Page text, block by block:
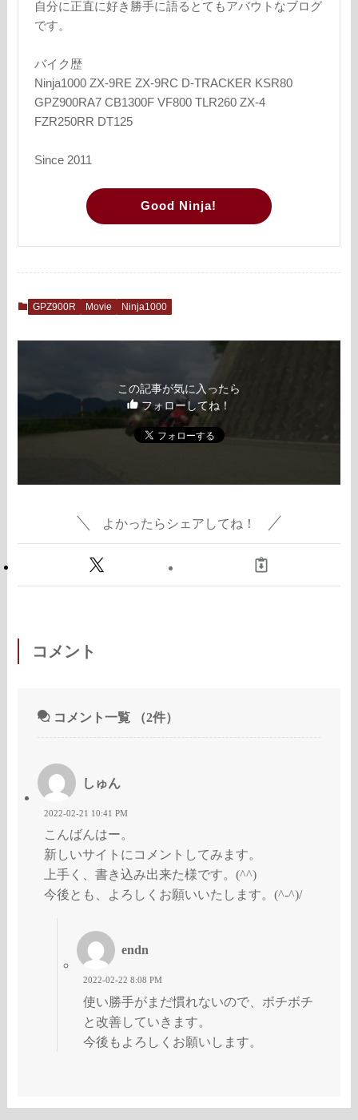
自分に正直に好き勝手に語るとてもアバウトなブログ
です。
バイク歴
Ninja1000 ZX-9RE ZX-9RC D-TRACKER KSR80
GPZ900RA7 CB1300F VF800 TLR260 ZX-4
FZR250RR DT125
Since 2011
Good Ninja!
GPZ900R Movie Ninja1000
この記事が気に入ったら
フォローしてね！
よかったらシェアしてね！
コメント
コメント一覧 （2件）
しゅん
2022-02-21 10:41 PM
こんばんはー。
新しいサイトにコメントしてみます。
上手く、書き込み出来た様です。(^^)
今後とも、よろしくお願いいたします。(^-^)/
endn
2022-02-22 8:08 PM
使い勝手がまだ慣れないので、ボチボチ
と改善していきます。
今後もよろしくお願いします。